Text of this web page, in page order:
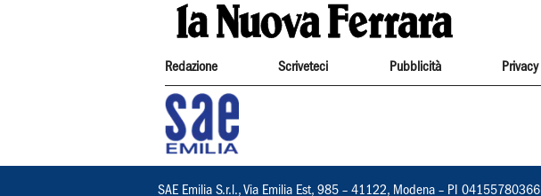
Redazione Scriveteci Pubblicità Privacy
SAE Emilia S.r.l., Via Emilia Est, 985 – 41122, Modena – PI 04155780366